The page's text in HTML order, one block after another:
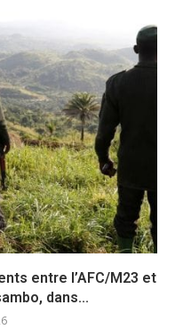
entre l’AFC/M23 et
dans...